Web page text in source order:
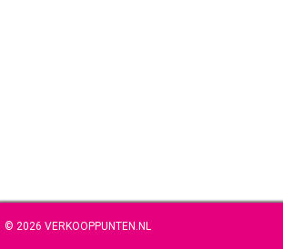
© 2026 VERKOOPPUNTEN.NL